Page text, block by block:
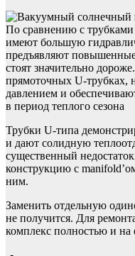
По сравнению с трубками
имеют большую
предъявляют
стоят значительно
прямоточных U-трубках,
давлением и
в период теплого сезона
Трубки U-типа
и дают солидную
существенный
конструкцию с
ним.
Заменить отдельную
не получится. Для
комплекс полностью и на